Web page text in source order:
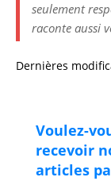
seulement
raconte aussi
Dernières
Voulez-
recevoir
articles